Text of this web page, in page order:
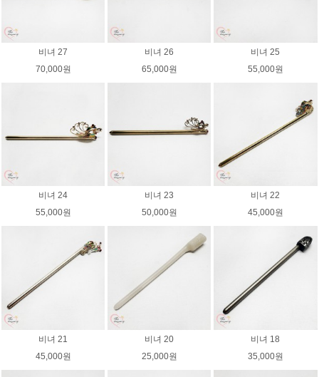
비녀 27
70,000원
비녀 26
65,000원
비녀 25
55,000원
비녀 24
55,000원
비녀 23
50,000원
비녀 22
45,000원
비녀 21
45,000원
비녀 20
25,000원
비녀 18
35,000원